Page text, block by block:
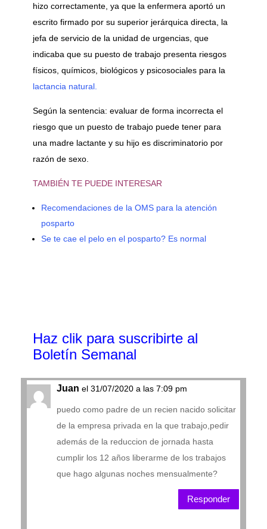
hizo correctamente, ya que la enfermera aportó un
escrito firmado por su superior jerárquica directa, la
jefa de servicio de la unidad de urgencias, que
indicaba que su puesto de trabajo presenta riesgos
físicos, químicos, biológicos y psicosociales para la
lactancia natural.
Según la sentencia: evaluar de forma incorrecta el
riesgo que un puesto de trabajo puede tener para
una madre lactante y su hijo es discriminatorio por
razón de sexo.
TAMBIÉN TE PUEDE INTERESAR
Recomendaciones de la OMS para la atención
posparto
Se te cae el pelo en el posparto? Es normal
Haz clik para suscribirte al
Boletín Semanal
Juan el 31/07/2020 a las 7:09 pm
puedo como padre de un recien nacido solicitar
de la empresa privada en la que trabajo,pedir
además de la reduccion de jornada hasta
cumplir los 12 años liberarme de los trabajos
que hago algunas noches mensualmente?
Responder